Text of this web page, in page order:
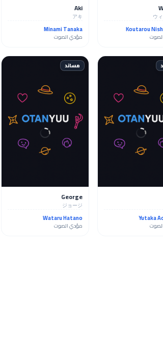
ウ
Koutarou
Aki
アキ
Minami Tanaka
مؤدي الصوت
Yutaka
مساند
George
ジョージ
Wataru Hatano
مؤدي الصوت